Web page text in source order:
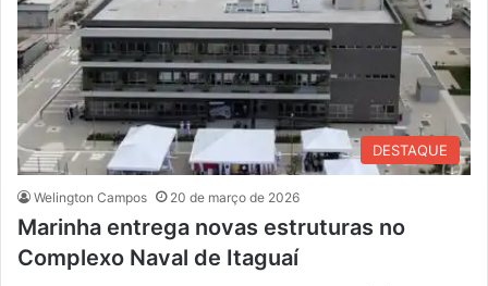
DESTAQUE
Welington Campos 20 de março de 2026
Marinha entrega novas estruturas no
Complexo Naval de Itaguaí